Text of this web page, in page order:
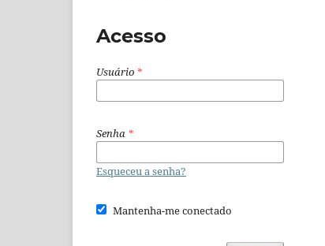
Acesso
Usuário *
Senha *
Esqueceu a senha?
Mantenha-me conectado